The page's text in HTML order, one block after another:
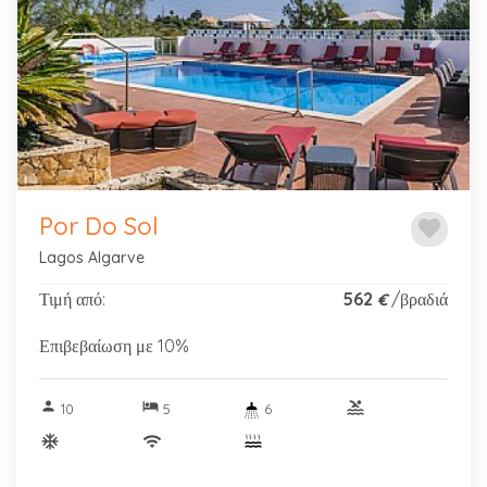
Previous Next
favorite
Por Do Sol
Lagos Algarve
Τιμή από: 562 €/βραδιά
Επιβεβαίωση με 10%
person 10 hotel5 6
pool
ac_unitif
wifi